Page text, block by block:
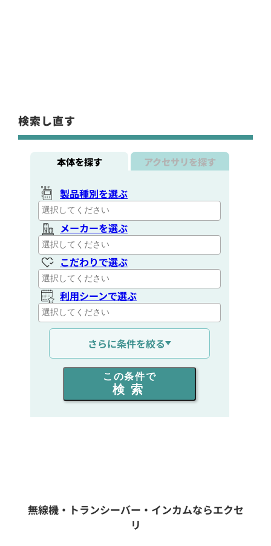
検索し直す
本体を探す アクセサリを探す
製品種別を選ぶ
メーカーを選ぶ
こだわりで選ぶ
利用シーンで選ぶ
通信距離を選ぶ
出力を選ぶ
同時通話人数を選ぶ
フリーワード入力(製品名等)
さらに条件を絞る
この条件で
検索
無線機・トランシーバー・インカムならエクセ
リ